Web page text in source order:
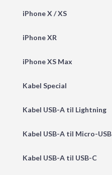
iPhone X / XS
iPhone XR
iPhone XS Max
Kabel Special
Kabel USB-A til Lightning
Kabel USB-A til Micro-USB
Kabel USB-A til USB-C